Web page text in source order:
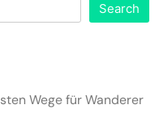
Search
Wege für Wanderer